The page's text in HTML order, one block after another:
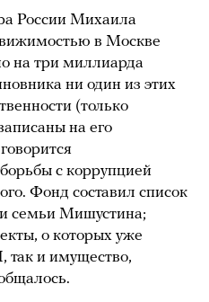
России Михаила
в Москве
на три миллиарда
ни один из этих
(только
на его
с коррупцией
Фонд составил список
семьи Мишустина;
о которых уже
так и имущество,